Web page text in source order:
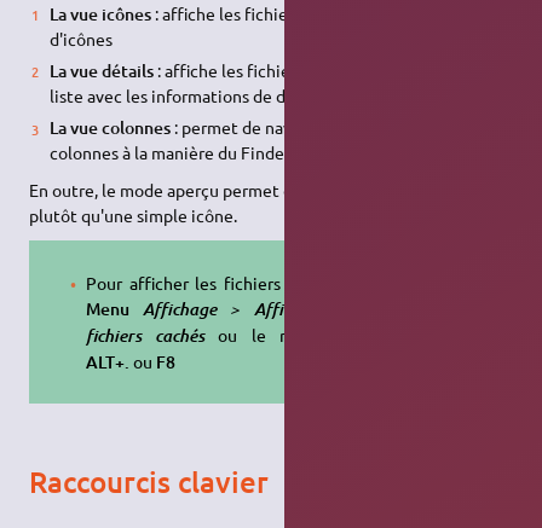
La vue icônes: affiche les fichiers et dossiers sous forme
d'icônes
La vue détails: affiche les fichiers et dossiers sous formes de
liste avec les informations de date, taille, droits, etc.
La vue colonnes: permet de naviguer dans les dossiers en
colonnes à la manière du Finder de MacOsx
En outre, le mode aperçu permet d'avoir un aperçu du fichier
plutôt qu'une simple icône.
Pour afficher les fichiers cachés :
Menu Affichage > Afficher les
fichiers cachésou le raccourci
ALT+. ou F8
Raccourcis clavier